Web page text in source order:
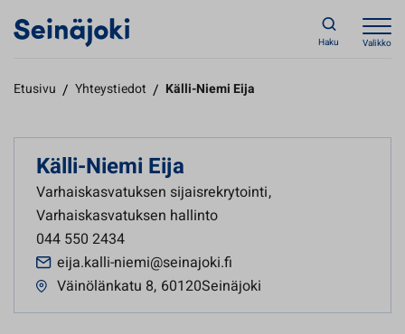
Haku Valikko
Etusivu / Yhteystiedot / Källi-Niemi Eija
Källi-Niemi Eija
Varhaiskasvatuksen sijaisrekrytointi,
Varhaiskasvatuksen hallinto
044 550 2434
eija.kalli-niemi@seinajoki.fi
Väinölänkatu 8, 60120Seinäjoki